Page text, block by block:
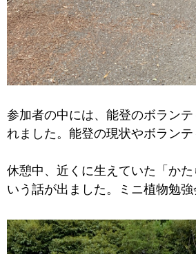
参加者の中には、能登のボラン
れました。能登の現状やボラン
休憩中、近くに生えていた「か
いう話が出ました。ミニ植物勉強